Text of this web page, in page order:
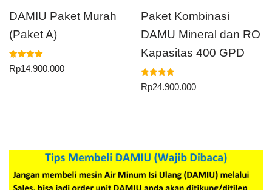
DAMIU Paket Murah
(Paket A)
Dinilai
5.00
Rp14.900.000
Paket Kombinasi
DAMU Mineral dan RO
Kapasitas 400 GPD
Dinilai
5.00
Rp24.900.000